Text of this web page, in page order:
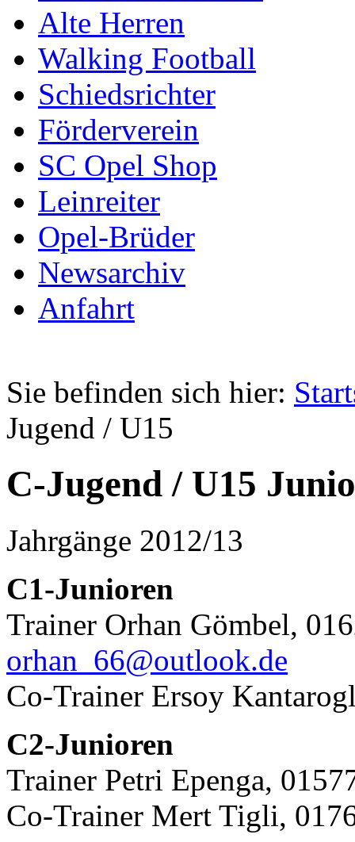
Alte Herren
Walking Football
Schiedsrichter
Förderverein
SC Opel Shop
Leinreiter
Opel-Brüder
Newsarchiv
Anfahrt
Sie befinden sich hier:
Jugend / U15
C-Jugend / U15
Jahrgänge 2012/13
C1-Junioren
Trainer Orhan Gömbel,
orhan_66@outlook.de
Co-Trainer Ersoy
C2-Junioren
Trainer Petri Epenga,
Co-Trainer Mert Tigli,